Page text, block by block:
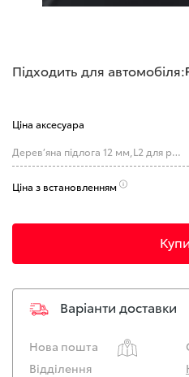
Підходить для автомобіля:
Ціна аксесуара
Дерев’яна підлога 12 мм,L2 для розкривних дверей (TOYOTA)
Ціна з встановленням
Варіанти доставки
Нова пошта
Відділення